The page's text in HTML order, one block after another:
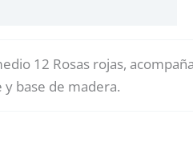
12 Rosas rojas,
y base de madera.